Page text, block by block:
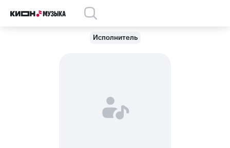
Исполнитель